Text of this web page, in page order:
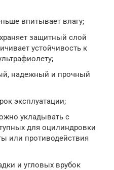
впитывает влагу;
защитный слой
устойчивость к
надежный и прочный
эксплуатации;
укладывать с
для оцилиндровки
или противодействия
и угловых врубок